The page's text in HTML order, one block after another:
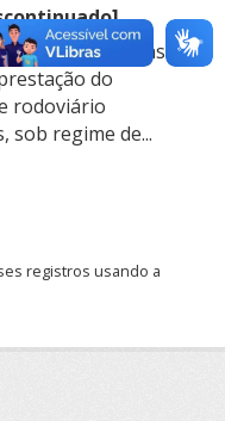
Operacionais das
do
rodoviário
sob regime de...
registros usando a